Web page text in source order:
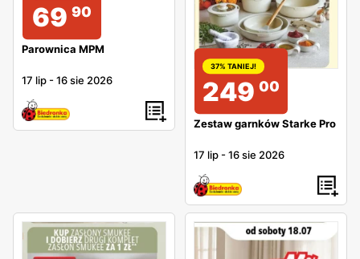
69 90
Parownica MPM
17 lip -16 sie 2026
37% TANIEJ!
249 00
Zestaw garnków Starke Pro
17 lip -16 sie 2026